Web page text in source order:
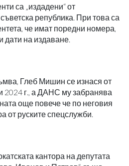
са „издадени“ от
република. При това са
че имат поредни номера,
дати на издаване.
Глеб Мишин се изнася от
2024 г., а ДАНС му забранява
още повече че по неговия
от руските спецслужби.
кантора на депутата